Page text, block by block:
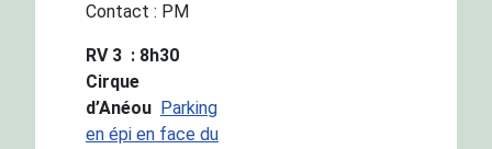
Contact : PM
RV 3 : 8h30
Cirque
d’Anéou Parking
en épi en face du